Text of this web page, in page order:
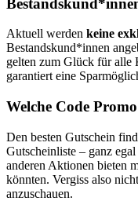
Aktuell werden keine
Bestandskund*innen
gelten zum Glück für alle
garantiert eine
Welche Code
Den besten Gutschein
Gutscheinliste – ganz
anderen Aktionen bieten
könnten. Vergiss also
anzuschauen.